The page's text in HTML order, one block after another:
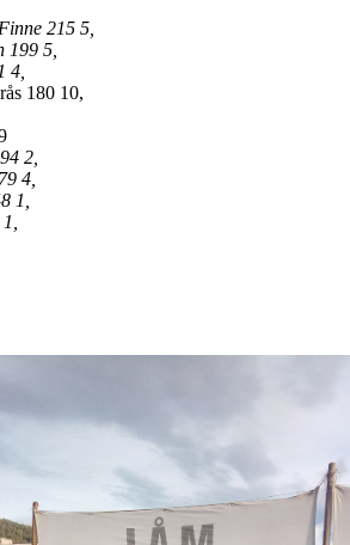
215 5,
199 5,
4,
180 10,
2,
4,
1,